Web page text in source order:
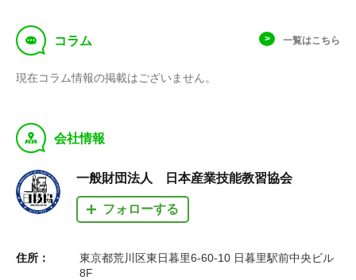
f コラム 一覧はこちら
現在コラム情報の掲載はございません。
y 会社情報
一般財団法人 日本産業技能教習協会
フォローする
住所：
東京都荒川区東日暮里6-60-10 日暮里駅前中央ビル
8F